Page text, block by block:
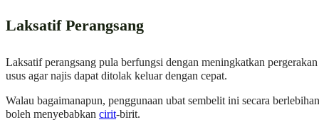
Laksatif Perangsang
Laksatif perangsang pula berfungsi dengan meningkatkan pergerakan
usus agar najis dapat ditolak keluar dengan cepat.
Walau bagaimanapun, penggunaan ubat sembelit ini secara berlebihan
boleh menyebabkan cirit-birit.